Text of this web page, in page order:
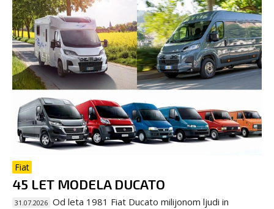
Fiat
45 LET MODELA DUCATO
31.07.2026 Od leta 1981 Fiat Ducato milijonom ljudi in